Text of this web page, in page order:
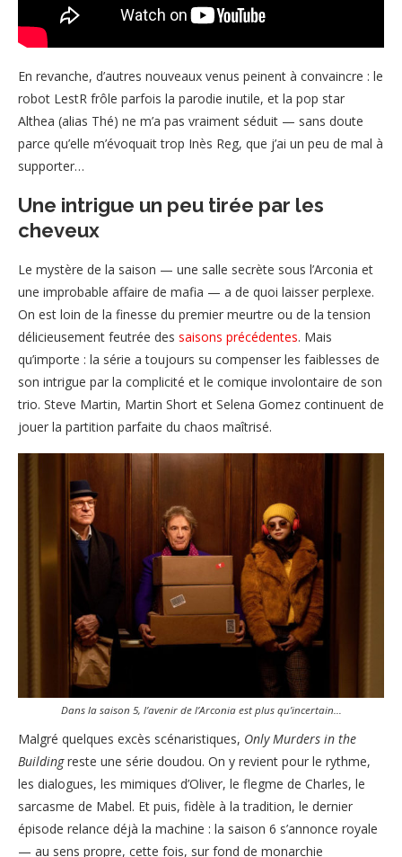
En revanche, d’autres nouveaux venus peinent à convaincre : le
robot LestR frôle parfois la parodie inutile, et la pop star
Althea (alias Thé) ne m’a pas vraiment séduit — sans doute
parce qu’elle m’évoquait trop Inès Reg, que j’ai un peu de mal à
supporter…
Une intrigue un peu tirée par les
cheveux
Le mystère de la saison — une salle secrète sous l’Arconia et
une improbable affaire de mafia — a de quoi laisser perplexe.
On est loin de la finesse du premier meurtre ou de la tension
délicieusement feutrée des saisons précédentes. Mais
qu’importe : la série a toujours su compenser les faiblesses de
son intrigue par la complicité et le comique involontaire de son
trio. Steve Martin, Martin Short et Selena Gomez continuent de
jouer la partition parfaite du chaos maîtrisé.
Dans la saison 5, l’avenir de l’Arconia est plus qu’incertain…
Malgré quelques excès scénaristiques, Only Murders in the
Buildingreste une série doudou. On y revient pour le rythme,
les dialogues, les mimiques d’Oliver, le flegme de Charles, le
sarcasme de Mabel. Et puis, fidèle à la tradition, le dernier
épisode relance déjà la machine : la saison 6 s’annonce royale
— au sens propre, cette fois, sur fond de monarchie